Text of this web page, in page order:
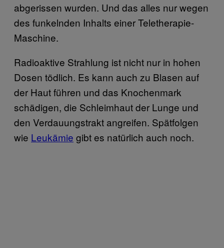
abgerissen wurden. Und das alles nur wegen
des funkelnden Inhalts einer Teletherapie-
Maschine.
Radioaktive Strahlung ist nicht nur in hohen
Dosen tödlich. Es kann auch zu Blasen auf
der Haut führen und das Knochenmark
schädigen, die Schleimhaut der Lunge und
den Verdauungstrakt angreifen. Spätfolgen
wie Leukämie gibt es natürlich auch noch.